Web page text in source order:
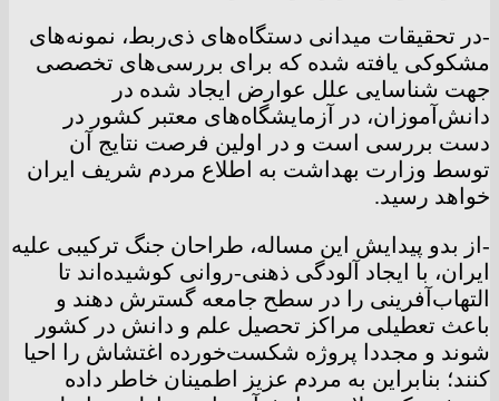
-در تحقیقات میدانی دستگاه‌های ذی‌ربط، نمونه‌های
مشکوکی یافته شده که برای بررسی‌های تخصصی
جهت شناسایی علل عوارض ایجاد شده در
دانش‌آموزان، در آزمایشگاه‌های معتبر کشور در
دست بررسی است و در اولین فرصت نتایج آن
توسط وزارت بهداشت به اطلاع مردم شریف ایران
خواهد رسید.
-از بدو پیدایش این مساله، طراحان جنگ ترکیبی علیه
ایران، با ایجاد آلودگی ذهنی-روانی کوشیده‌اند تا
التهاب‌آفرینی را در سطح جامعه گسترش دهند و
باعث تعطیلی مراکز تحصیل علم و دانش در کشور
شوند و مجددا پروژه شکست‌خورده اغتشاش را احیا
کنند؛ بنابراین به مردم عزیز اطمینان خاطر داده